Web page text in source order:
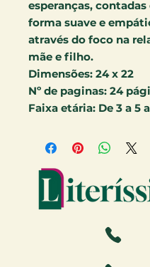
esperanças, contadas
forma suave e
através do foco na
mãe e filho.
Dimensões: 24 x 22
Nº de paginas: 24
Faixa etária: De 3 a 5